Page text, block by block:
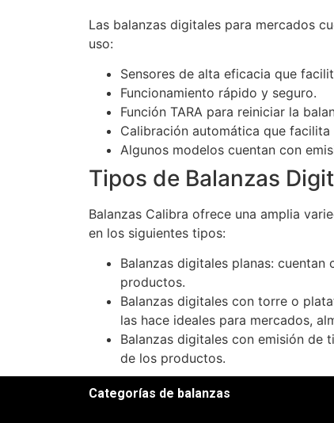
Las balanzas digitales para mercados
uso:
Sensores de alta eficacia que
Funcionamiento rápido y seguro.
Función TARA para reiniciar la
Calibración automática que facilita
Algunos modelos cuentan con
Tipos de Balanzas
Balanzas Calibra ofrece una amplia
en los siguientes tipos:
Balanzas digitales planas:
productos.
Balanzas digitales con torre o
las hace ideales para mercados,
Balanzas digitales con emisión
de los productos.
Categorías de balanzas